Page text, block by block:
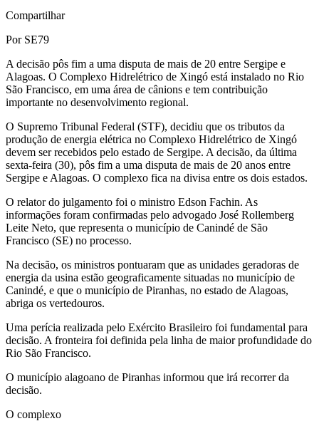
Compartilhar
Por SE79
A decisão pôs fim a uma disputa de mais de 20 entre Sergipe e
Alagoas. O Complexo Hidrelétrico de Xingó está instalado no Rio
São Francisco, em uma área de cânions e tem contribuição
importante no desenvolvimento regional.
O Supremo Tribunal Federal (STF), decidiu que os tributos da
produção de energia elétrica no Complexo Hidrelétrico de Xingó
devem ser recebidos pelo estado de Sergipe. A decisão, da última
sexta-feira (30), pôs fim a uma disputa de mais de 20 anos entre
Sergipe e Alagoas. O complexo fica na divisa entre os dois estados.
O relator do julgamento foi o ministro Edson Fachin. As
informações foram confirmadas pelo advogado José Rollemberg
Leite Neto, que representa o município de Canindé de São
Francisco (SE) no processo.
Na decisão, os ministros pontuaram que as unidades geradoras de
energia da usina estão geograficamente situadas no município de
Canindé, e que o município de Piranhas, no estado de Alagoas,
abriga os vertedouros.
Uma perícia realizada pelo Exército Brasileiro foi fundamental para
decisão. A fronteira foi definida pela linha de maior profundidade do
Rio São Francisco.
O município alagoano de Piranhas informou que irá recorrer da
decisão.
O complexo